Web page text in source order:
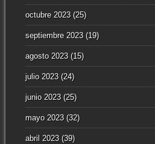
octubre 2023(25)
septiembre 2023(19)
agosto 2023(15)
julio 2023(24)
junio 2023(25)
mayo 2023(32)
abril 2023(39)